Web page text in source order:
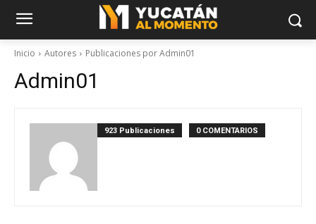
Inicio Autores Publicaciones por Admin01
Admin01
923 Publicaciones 0 COMENTARIOS